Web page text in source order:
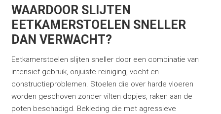
WAARDOOR SLIJTEN
EETKAMERSTOELEN SNELLER
DAN VERWACHT?
Eetkamerstoelen slijten sneller door een combinatie van
intensief gebruik, onjuiste reiniging, vocht en
constructieproblemen. Stoelen die over harde vloeren
worden geschoven zonder vilten dopjes, raken aan de
poten beschadigd. Bekleding die met agressieve